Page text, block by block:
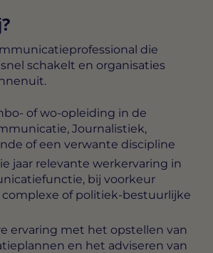
die
schakelt en organisaties
of wo-opleiding in de
Journalistiek,
of een verwante discipline
jaar relevante werkervaring in
bij voorkeur
of politiek-bestuurlijke
ervaring met het opstellen van
en het adviseren van